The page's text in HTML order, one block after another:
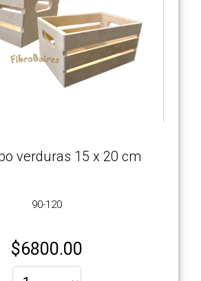
verduras 15 x 20 cm
90-120
$6800.00